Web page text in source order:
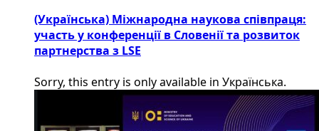
(Українська) Міжнародна наукова співпраця:
участь у конференції в Словенії та розвиток
партнерства з LSE
Sorry, this entry is only available in Українська.